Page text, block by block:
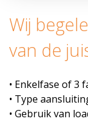
Wij
van de
• Enkelfase of 3
• Type
• Gebruik van